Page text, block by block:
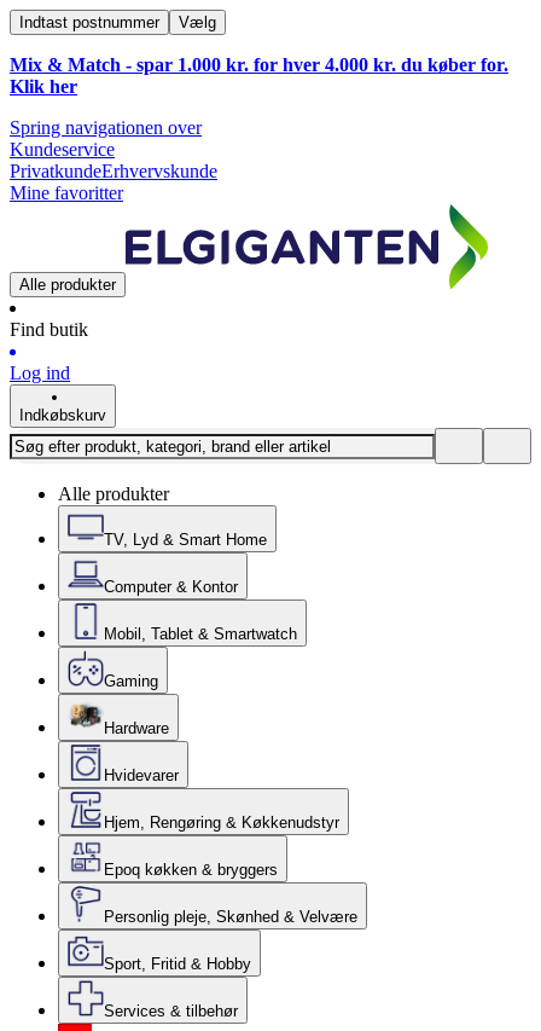
Indtast postnummer Vælg
Mix & Match - spar 1.000 kr. for hver 4.000 kr. du køber for.
Klik her
Spring navigationen over
Kundeservice
PrivatkundeErhvervskunde
Mine favoritter
Alle produkter
Find butik
Log ind
Indkøbskurv
Alle produkter
TV, Lyd & Smart Home
Computer & Kontor
Mobil, Tablet & Smartwatch
Gaming
Hardware
Hvidevarer
Hjem, Rengøring & Køkkenudstyr
Epoq køkken & bryggers
Personlig pleje, Skønhed & Velvære
Sport, Fritid & Hobby
Services & tilbehør